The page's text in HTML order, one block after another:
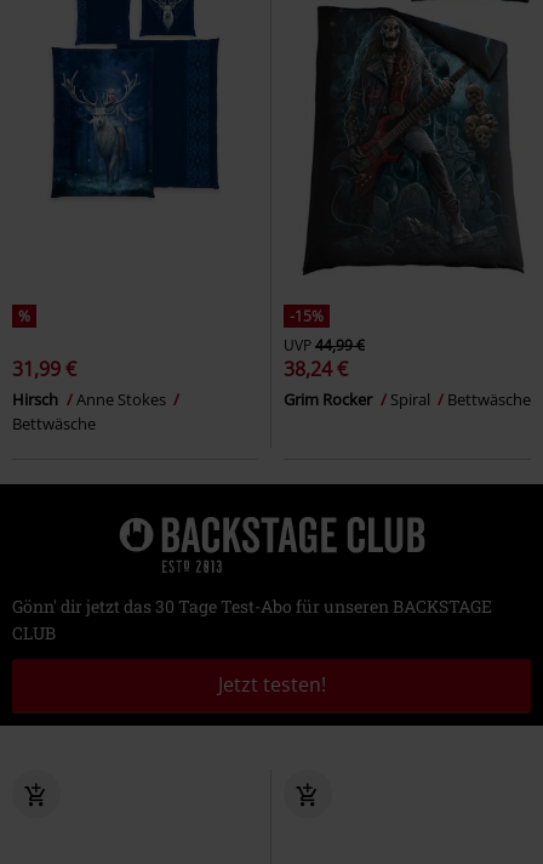
%
31,99 €
Hirsch
Anne Stokes
Bettwäsche
-15%
UVP44,99 €
38,24 €
Grim Rocker Spiral Bettwäsche
Gönn' dir jetzt das 30 Tage Test-Abo für unseren BACKSTAGE
CLUB
Jetzt testen!